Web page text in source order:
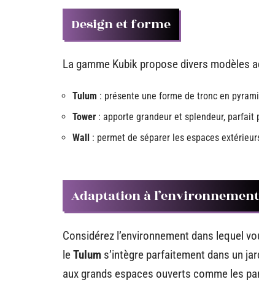
Design et forme
La gamme Kubik propose divers modèles
Tulum : présente une forme de tronc en
Tower : apporte grandeur et splendeur,
Wall : permet de séparer les espaces
Adaptation à l’environnement
Considérez l’environnement dans lequel
leTulum s’intègre parfaitement dans un
aux grands espaces ouverts comme les